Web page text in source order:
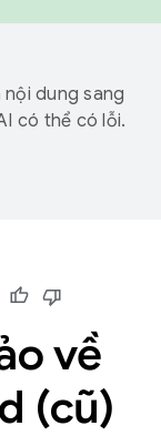
dung sang
có thể có lỗi.
về
(cũ)